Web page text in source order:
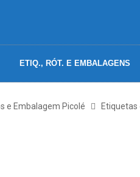
ETIQ., RÓT. E EMBALAGENS
e Embalagem Picolé Etiquetas